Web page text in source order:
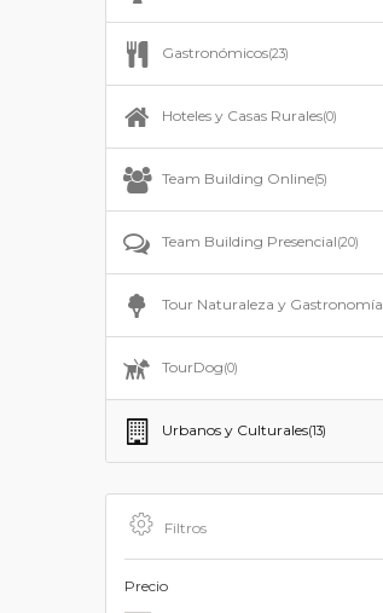
Gastronómicos(23)
Hoteles y Casas Rurales(0)
Team Building Online(5)
Team Building Presencial(20)
Tour Naturaleza y Gastronomía
TourDog(0)
Urbanos y Culturales(13)
Filtros
Precio